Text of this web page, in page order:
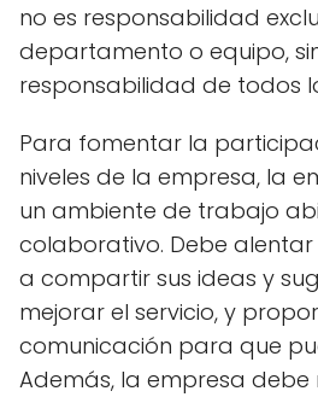
no es responsabilidad
departamento o equipo,
responsabilidad de todos
Para fomentar la
niveles de la empresa, la
un ambiente de trabajo
colaborativo. Debe
a compartir sus ideas y
mejorar el servicio, y
comunicación para que
Además, la empresa debe